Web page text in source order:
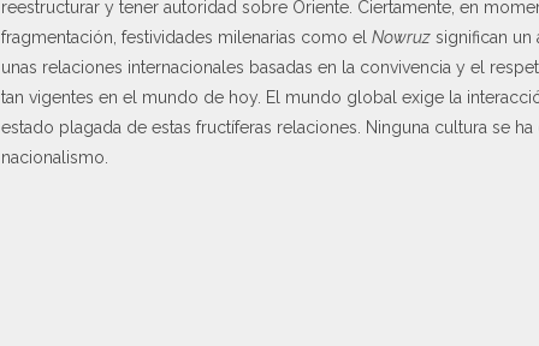
reestructurar y tener autoridad sobre Oriente. Ciertamente, en
fragmentación, festividades milenarias como el Nowruz significan un
unas relaciones internacionales basadas en la convivencia y el
tan vigentes en el mundo de hoy. El mundo global exige la
estado plagada de estas fructíferas relaciones. Ninguna cultura se
nacionalismo.